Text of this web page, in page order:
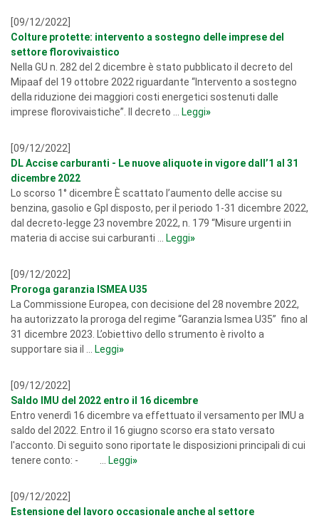
[09/12/2022]
Colture protette: intervento a sostegno delle imprese del
settore florovivaistico
Nella GU n. 282 del 2 dicembre è stato pubblicato il decreto del
Mipaaf del 19 ottobre 2022 riguardante “Intervento a sostegno
della riduzione dei maggiori costi energetici sostenuti dalle
imprese florovivaistiche”. Il decreto ...
Leggi»
[09/12/2022]
DL Accise carburanti - Le nuove aliquote in vigore dall’1 al 31
dicembre 2022
Lo scorso 1° dicembre È scattato l’aumento delle accise su
benzina, gasolio e Gpl disposto, per il periodo 1-31 dicembre 2022,
dal decreto-legge 23 novembre 2022, n. 179 “Misure urgenti in
materia di accise sui carburanti ...
Leggi»
[09/12/2022]
Proroga garanzia ISMEA U35
La Commissione Europea, con decisione del 28 novembre 2022,
ha autorizzato la proroga del regime “Garanzia Ismea U35” fino al
31 dicembre 2023. L’obiettivo dello strumento è rivolto a
supportare sia il ...
Leggi»
[09/12/2022]
Saldo IMU del 2022 entro il 16 dicembre
Entro venerdì 16 dicembre va effettuato il versamento per IMU a
saldo del 2022. Entro il 16 giugno scorso era stato versato
l'acconto. Di seguito sono riportate le disposizioni principali di cui
tenere conto: - ...
Leggi»
[09/12/2022]
Estensione del lavoro occasionale anche al settore